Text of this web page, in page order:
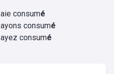
aie consumé
ayons consumé
ayez consumé